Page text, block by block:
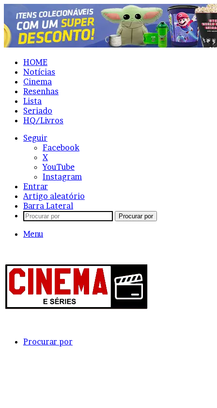
HOME
Notícias
Cinema
Resenhas
Lista
Seriado
HQ/Livros
Seguir
Facebook
X
YouTube
Instagram
Entrar
Artigo aleatório
Barra Lateral
Procurar por
Menu
Procurar por